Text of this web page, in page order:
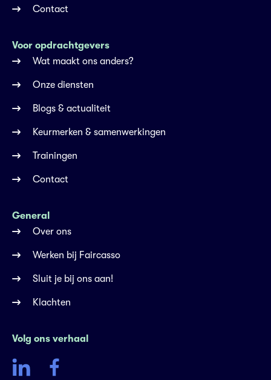
Contact
Voor opdrachtgevers
Wat maakt ons anders?
Onze diensten
Blogs & actualiteit
Keurmerken & samenwerkingen
Trainingen
Contact
General
Over ons
Werken bij Faircasso
Sluit je bij ons aan!
Klachten
Volg ons verhaal